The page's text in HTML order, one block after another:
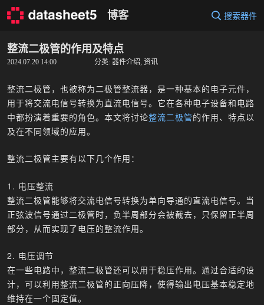
Skip
博客 搜索器件
整流二极管的作用及特点
2024.07.20 14:00 分类: 器件介绍, 资讯
整流二极管，也被称为二极管整流器，是一种基本的电子元件，
用于将交流电信号转换为直流电信号。它在各种电子设备和电路
中都扮演着重要的角色。本文将讨论整流二极管的作用、特点以
及在不同领域的应用。
整流二极管主要有以下几个作用：
1. 电压整流
整流二极管能够将交流电信号转换为单向导通的直流电信号。当
正弦波信号通过二极管时，负半周部分会被截去，只保留正半周
部分，从而实现了电压的整流作用。
2. 电压调节
在一些电路中，整流二极管还可以用于稳压作用。通过合适的设
计，可以利用整流二极管的正向压降，使得输出电压基本稳定地
维持在一个固定值。